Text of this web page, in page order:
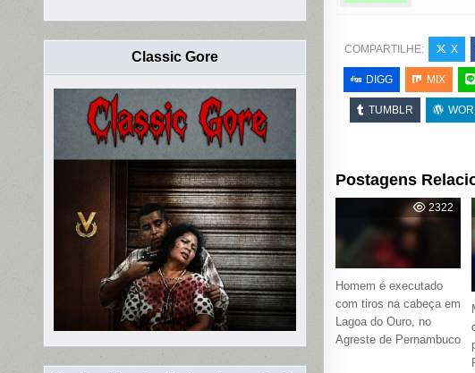
COMPARTILHE: X
DIGG MIX
TUMBLR
Postagens
2322
Homem é executado
com tiros na cabeça em
Lagoa do Ouro, no
Agreste de Pernambuco
Classic Gore